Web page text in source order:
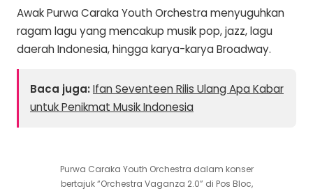
Awak Purwa Caraka Youth Orchestra menyuguhkan
ragam lagu yang mencakup musik pop, jazz, lagu
daerah Indonesia, hingga karya-karya Broadway.
Baca juga:Ifan Seventeen Rilis Ulang Apa Kabar
untuk Penikmat Musik Indonesia
Purwa Caraka Youth Orchestra dalam konser
bertajuk “Orchestra Vaganza 2.0” di Pos Bloc,